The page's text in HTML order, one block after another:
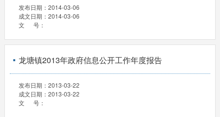
发布日期： 2014-03-06
成文日期： 2014-03-06
文 号：
龙塘镇2013年政府信息公开工作年度报告
发布日期： 2013-03-22
成文日期： 2013-03-22
文 号：